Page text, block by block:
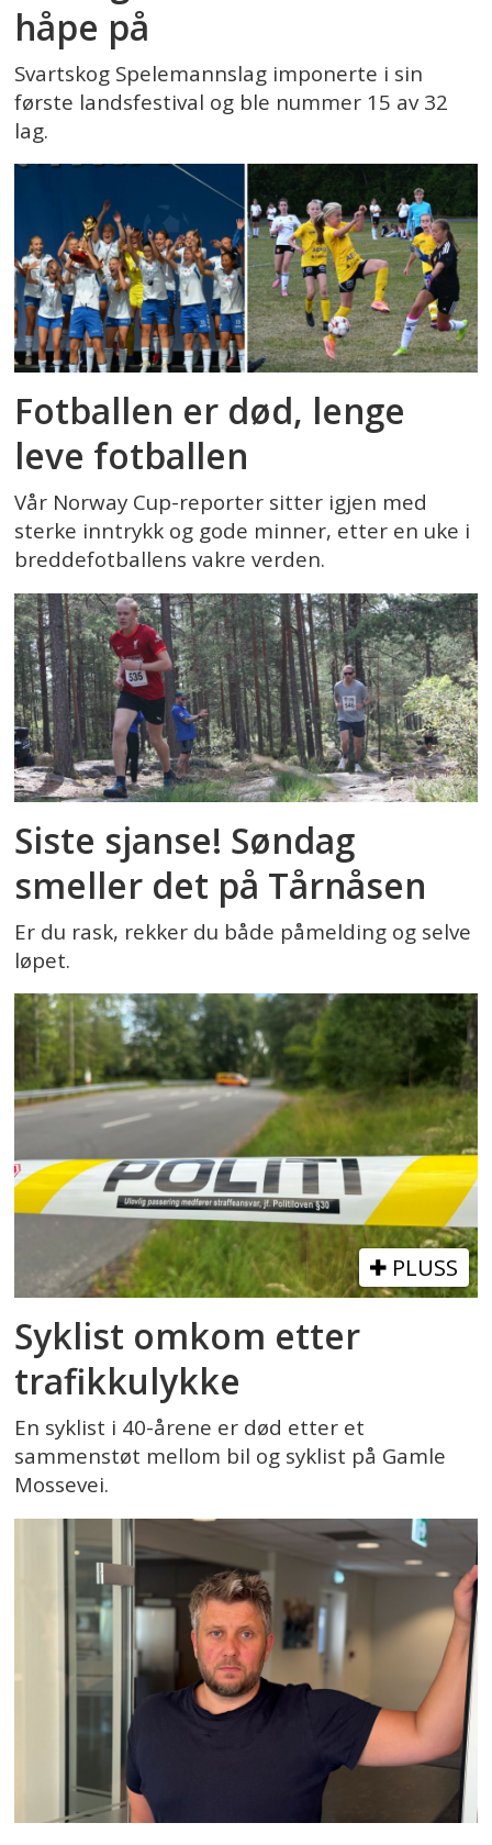
håpe på
Svartskog Spelemannslag imponerte i sin
første landsfestival og ble nummer 15 av 32
lag.
Fotballen er død, lenge
leve fotballen
Vår Norway Cup-reporter sitter igjen med
sterke inntrykk og gode minner, etter en uke i
breddefotballens vakre verden.
Siste sjanse! Søndag
smeller det på Tårnåsen
Er du rask, rekker du både påmelding og selve
løpet.
PLUSS
Syklist omkom etter
trafikkulykke
En syklist i 40-årene er død etter et
sammenstøt mellom bil og syklist på Gamle
Mossevei.